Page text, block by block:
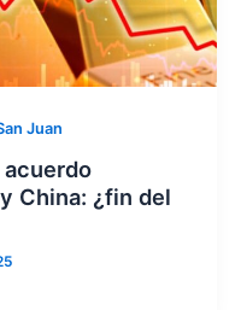
Juan
acuerdo
China: ¿fin del